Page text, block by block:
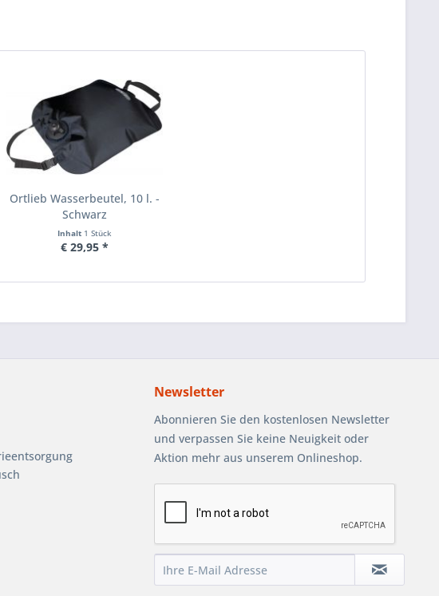
Ortlieb Wasserbeutel, 10 l. -
Schwarz
Inhalt 1 Stück
€ 29,95 *
Newsletter
Abonnieren Sie den kostenlosen Newsletter
und verpassen Sie keine Neuigkeit oder
Aktion mehr aus unserem Onlineshop.